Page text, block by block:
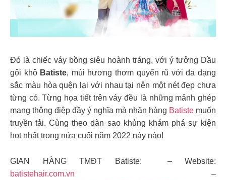
Đó là chiếc váy bồng siêu hoành tráng, với ý tưởng Dầu
gội khô Batiste, mùi hương thơm quyến rũ với đa dạng
sắc màu hòa quện lại với nhau tại nên một nét đẹp chưa
từng có. Từng họa tiết trên váy đều là những mảnh ghép
mang thông điệp đầy ý nghĩa mà nhãn hàng Batiste muốn
truyền tải. Cùng theo dàn sao khủng khám phá sự kiện
hot nhất trong nửa cuối năm 2022 này nào!
GIAN HÀNG TMĐT Batiste: – Website:
batistehair.com.vn –